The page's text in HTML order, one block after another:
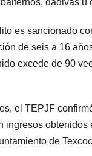
dádivas u
es sancionado
de seis a 16
excede de 90
el TEPJF
ingresos
de